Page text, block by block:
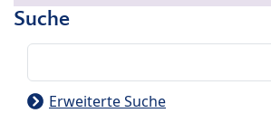
Suche
Erweiterte Suche